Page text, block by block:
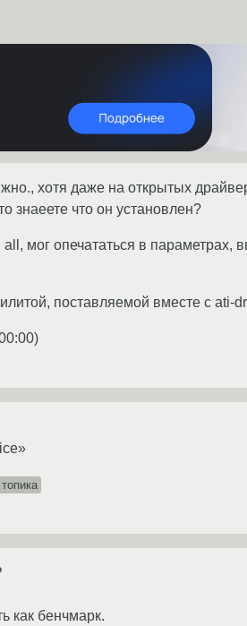
хотя даже на открытых
знаеете что он установлен?
мог опечататься в параметрах,
поставляемой вместе с ati-
)
как бенчмарк.